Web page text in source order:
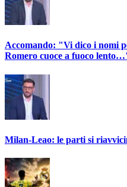
Accomando: "Vi dico i nomi
Romero cuoce a fuoco
Milan-Leao: le parti si